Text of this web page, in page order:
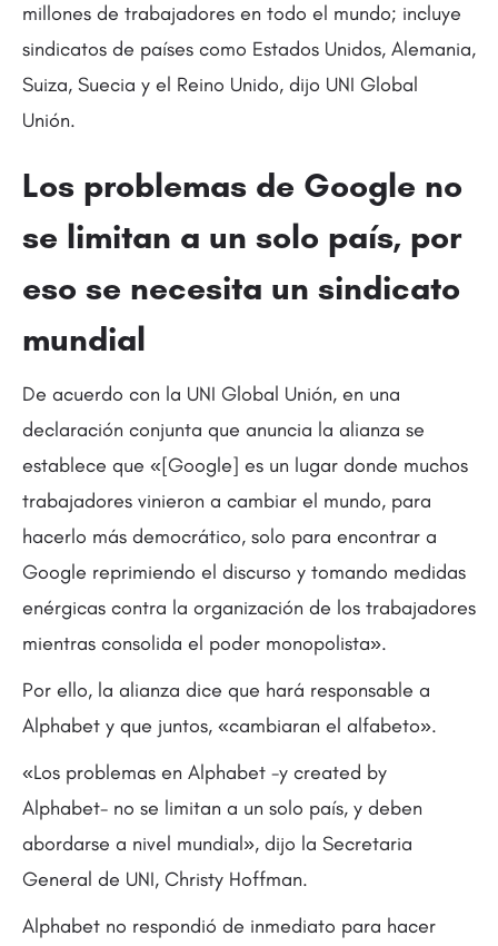
millones de trabajadores en todo el mundo; incluye
sindicatos de países como Estados Unidos, Alemania,
Suiza, Suecia y el Reino Unido, dijo UNI Global
Unión.
Los problemas de Google no
se limitan a un solo país, por
eso se necesita un sindicato
mundial
De acuerdo con la UNI Global Unión, en una
declaración conjunta que anuncia la alianza se
establece que «[Google] es un lugar donde muchos
trabajadores vinieron a cambiar el mundo, para
hacerlo más democrático, solo para encontrar a
Google reprimiendo el discurso y tomando medidas
enérgicas contra la organización de los trabajadores
mientras consolida el poder monopolista».
Por ello, la alianza dice que hará responsable a
Alphabet y que juntos, «cambiaran el alfabeto».
«Los problemas en Alphabet -y created by
Alphabet- no se limitan a un solo país, y deben
abordarse a nivel mundial», dijo la Secretaria
General de UNI, Christy Hoffman.
Alphabet no respondió de inmediato para hacer